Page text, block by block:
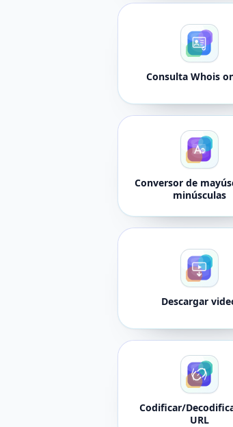
Consulta Whois
Conversor de
minúsculas
Descargar
Codificar/
URL